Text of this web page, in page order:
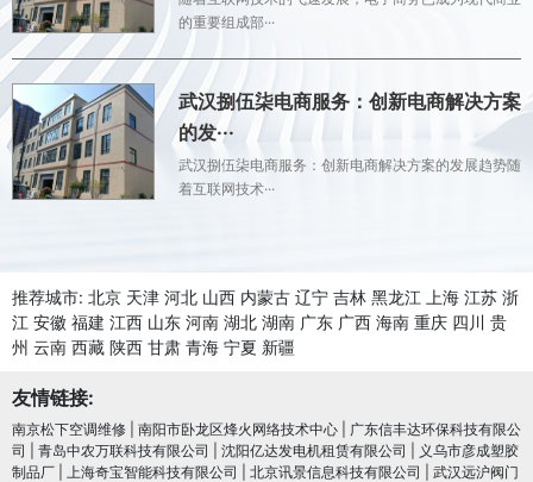
的重要组成部···
武汉捌伍柒电商服务：创新电商解决方案
的发···
武汉捌伍柒电商服务：创新电商解决方案的发展趋势随
着互联网技术···
推荐城市: 北京 天津 河北 山西 内蒙古 辽宁 吉林 黑龙江 上海 江苏 浙
江 安徽 福建 江西 山东 河南 湖北 湖南 广东 广西 海南 重庆 四川 贵
州 云南 西藏 陕西 甘肃 青海 宁夏 新疆
友情链接:
南京松下空调维修 南阳市卧龙区烽火网络技术中心
广东信丰达环保科技有限公
司
青岛中农万联科技有限公司 沈阳亿达发电机租赁有限公司
义乌市彦成塑胶
制品厂
上海奇宝智能科技有限公司 北京讯景信息科技有限公司
武汉远沪阀门